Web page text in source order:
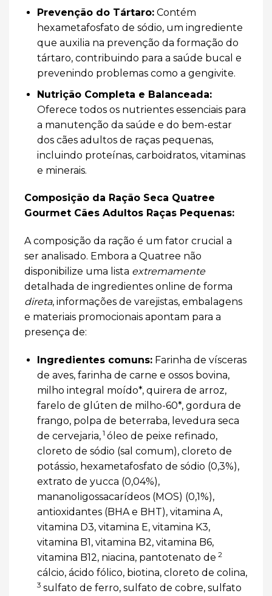
Prevenção do Tártaro:Contém
hexametafosfato de sódio, um ingrediente
que auxilia na prevenção da formação do
tártaro, contribuindo para a saúde bucal e
prevenindo problemas como a gengivite.
Nutrição Completa e Balanceada:
Oferece todos os nutrientes essenciais para
a manutenção da saúde e do bem-estar
dos cães adultos de raças pequenas,
incluindo proteínas, carboidratos, vitaminas
e minerais.
Composição da Ração Seca Quatree
Gourmet Cães Adultos Raças Pequenas:
A composição da ração é um fator crucial a
ser analisado. Embora a Quatree não
disponibilize uma lista extremamente
detalhada de ingredientes online de forma
direta, informações de varejistas, embalagens
e materiais promocionais apontam para a
presença de:
Ingredientes comuns:Farinha de vísceras
de aves, farinha de carne e ossos bovina,
milho integral moído*, quirera de arroz,
farelo de glúten de milho-60*, gordura de
frango, polpa de beterraba, levedura seca
de cervejaria, 1 óleo de peixe refinado,
cloreto de sódio (sal comum), cloreto de
potássio, hexametafosfato de sódio (0,3%),
extrato de yucca (0,04%),
mananoligossacarídeos (MOS) (0,1%),
antioxidantes (BHA e BHT), vitamina A,
vitamina D3, vitamina E, vitamina K3,
vitamina B1, vitamina B2, vitamina B6,
vitamina B12, niacina, pantotenato de 2
cálcio, ácido fólico, biotina, cloreto de colina,
3 sulfato de ferro, sulfato de cobre, sulfato